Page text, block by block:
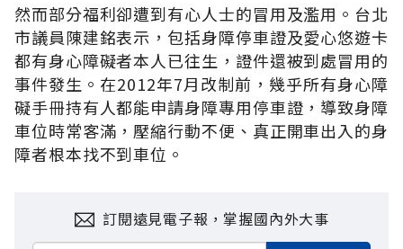
然而部分福利卻遭到有心人士的冒用及濫用。台北
市議員陳建銘表示，包括身障停車證及愛心悠遊卡
都有身心障礙者本人已往生，證件還被到處冒用的
事件發生。在2012年7月改制前，幾乎所有身心障
礙手冊持有人都能申請身障專用停車證，導致身障
車位時常客滿，壓縮行動不便、真正開車出入的身
障者根本找不到車位。
訂閱遠見電子報，掌握國內外大事